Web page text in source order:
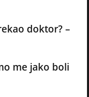
doktor? –
me jako boli